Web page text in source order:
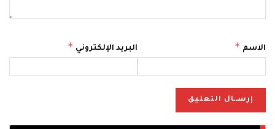
الاسم * البريد الإلكتروني *